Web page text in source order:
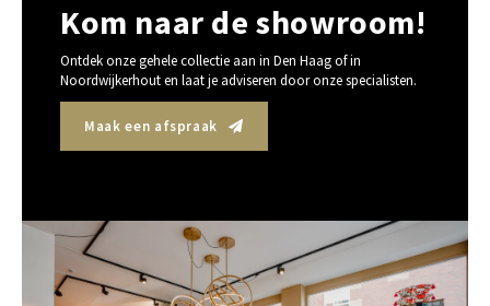
Kom naar de showroom!
Ontdek onze gehele collectie aan in Den Haag of in
Noordwijkerhout en laat je adviseren door onze specialisten.
Maak een afspraak